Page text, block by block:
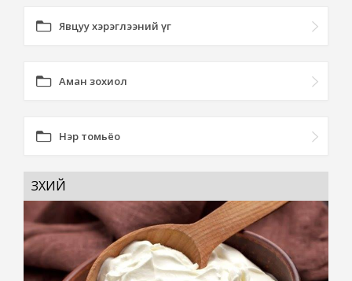
Явцуу хэрэглээний үг
Аман зохиол
Нэр томьёо
ЗӨӨХИЙ